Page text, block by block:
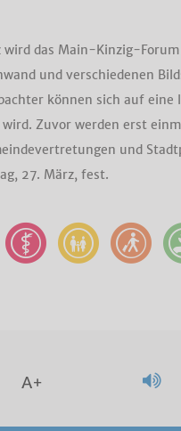
wird das Main-Kinzig-
und verschiedenen
können sich auf
Zuvor werden erst
und
27. März, fest.
A+